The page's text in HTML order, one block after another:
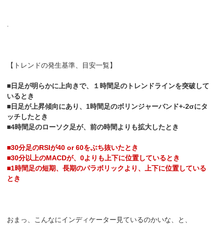
【トレンドの発生基準、目安一覧】
■日足が明らかに上向きで、１時間足のトレンドラインを突破して
いるとき
■日足が上昇傾向にあり、1時間足のボリンジャーバンド+-2σにタ
ッチしたとき
■4時間足のローソク足が、前の時間よりも拡大したとき
■30分足のRSIが40 or 60をぶち抜いたとき
■30分以上のMACDが、0よりも上下に位置しているとき
■1時間足の短期、長期のパラボリックより、上下に位置している
とき
おまっ、こんなにインディケーター見ているのかいな、と、